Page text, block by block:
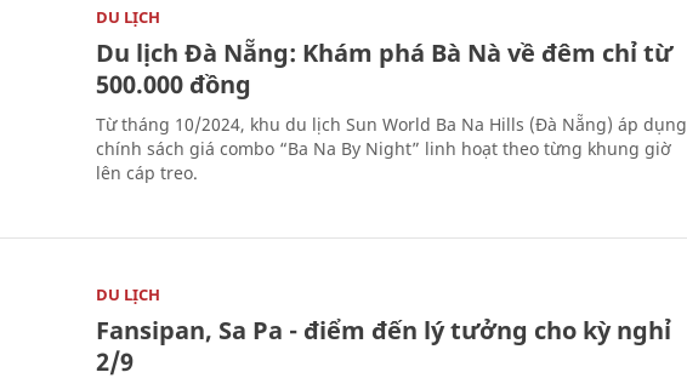
DU LỊCH
Du lịch Đà Nẵng: Khám phá Bà Nà về đêm chỉ từ
500.000 đồng
Từ tháng 10/2024, khu du lịch Sun World Ba Na Hills (Đà Nẵng) áp dụng
chính sách giá combo “Ba Na By Night” linh hoạt theo từng khung giờ
lên cáp treo.
DU LỊCH
Fansipan, Sa Pa - điểm đến lý tưởng cho kỳ nghỉ
2/9